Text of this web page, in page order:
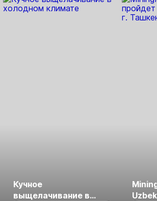
для
Кучное
выщелачивание в